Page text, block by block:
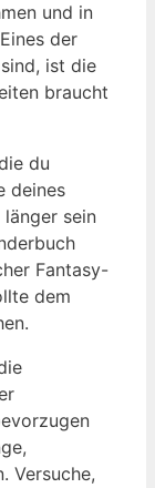
und in
der
ist die
braucht
du
deines
länger sein
Fantasy-
dem
Versuche,